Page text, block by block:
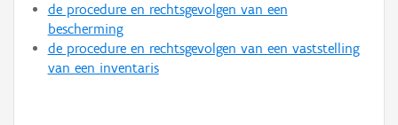
de procedure en rechtsgevolgen van een
bescherming
de procedure en rechtsgevolgen van een vaststelling
van een inventaris